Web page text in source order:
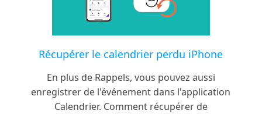
Récupérer le calendrier perdu iPhone
En plus de Rappels, vous pouvez aussi
enregistrer de l'événement dans l'application
Calendrier. Comment récupérer de